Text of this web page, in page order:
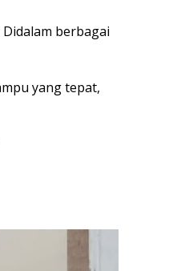
berbagai
yang tepat,